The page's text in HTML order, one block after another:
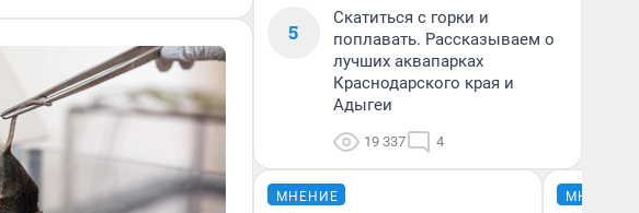
5
Скатиться с горки и
поплавать. Рассказываем о
лучших аквапарках
Краснодарского края и
Адыгеи
19 337 4
МНЕНИЕ МНЕНИЕ